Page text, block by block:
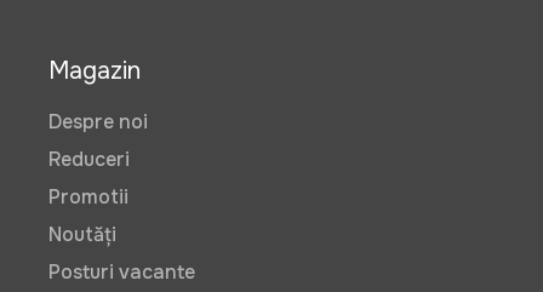
Magazin
Despre noi
Reduceri
Promotii
Noutăți
Posturi vacante